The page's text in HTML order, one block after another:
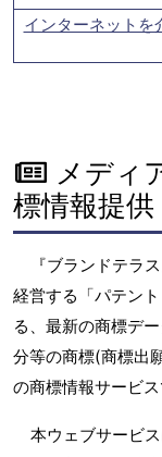
インターネットを
メディ
標情報提供
『ブランドテラ
経営する「パテン
る、最新の商標デ
分等の商標(商標出
の商標情報サービス
本ウェブサービ